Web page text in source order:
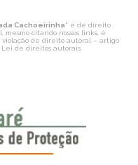
Cachoeirinha" é de direito
mesmo citando nossos links, é
violação de direito autoral – artigo
Lei de direitos autorais.